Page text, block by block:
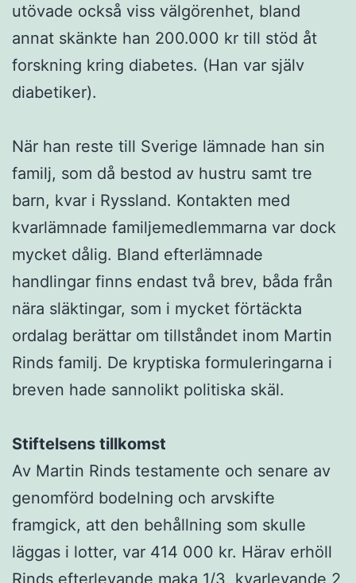
utövade också viss välgörenhet, bland
annat skänkte han 200.000 kr till stöd åt
forskning kring diabetes. (Han var själv
diabetiker).
När han reste till Sverige lämnade han sin
familj, som då bestod av hustru samt tre
barn, kvar i Ryssland. Kontakten med
kvarlämnade familjemedlemmarna var dock
mycket dålig. Bland efterlämnade
handlingar finns endast två brev, båda från
nära släktingar, som i mycket förtäckta
ordalag berättar om tillståndet inom Martin
Rinds familj. De kryptiska formuleringarna i
breven hade sannolikt politiska skäl.
Stiftelsens tillkomst
Av Martin Rinds testamente och senare av
genomförd bodelning och arvskifte
framgick, att den behållning som skulle
läggas i lotter, var 414 000 kr. Härav erhöll